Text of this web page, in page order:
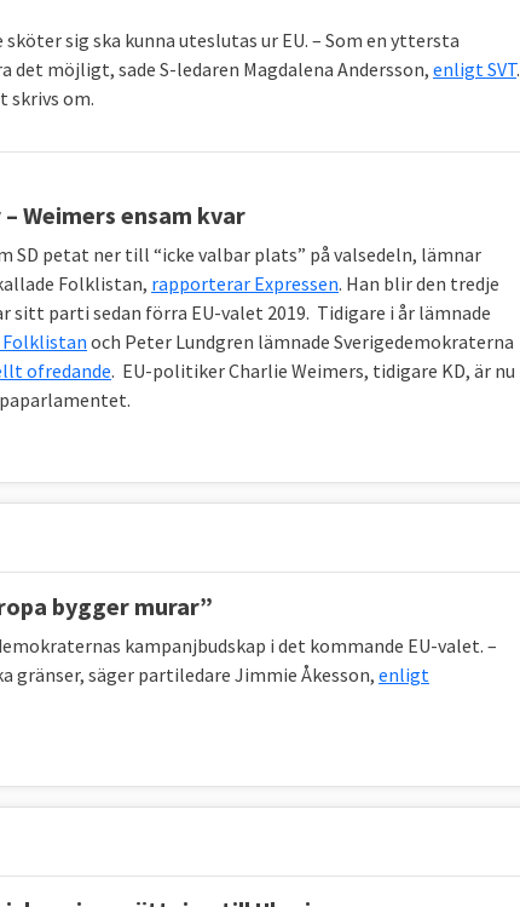
sig ska kunna uteslutas ur EU. – Som en yttersta
möjligt, sade S-ledaren Magdalena Andersson, enligt SVT.
skrivs om.
Weimers ensam kvar
SD petat ner till “icke valbar plats” på valsedeln, lämnar
Folklistan, rapporterar Expressen. Han blir den tredje
sitt parti sedan förra EU-valet 2019. Tidigare i år lämnade
Folklistanoch Peter Lundgren lämnade Sverigedemokraterna
ofredande. EU-politiker Charlie Weimers, tidigare KD, är nu
bygger murar”
kampanjbudskap i det kommande EU-valet. –
säger partiledare Jimmie Åkesson, enligt